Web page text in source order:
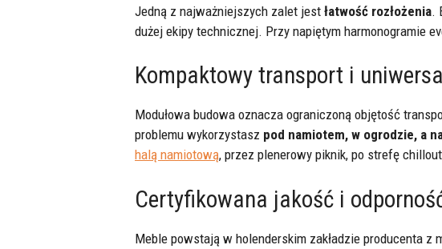
Jedną z najważniejszych zalet jest łatwość rozłożenia.
dużej ekipy technicznej. Przy napiętym harmonogramie
Kompaktowy transport i
Modułowa budowa oznacza ograniczoną objętość
problemu wykorzystasz pod namiotem, w ogrodzie, a
halą namiotową, przez plenerowy piknik, po strefę
Certyfikowana jakość i
Meble powstają w holenderskim zakładzie producenta z